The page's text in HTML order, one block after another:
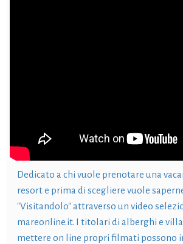
Dedicato a chi vuole prenotare una
resort e prima di scegliere vuole
"Visitandolo" attraverso un video
mareonline.it. I titolari di alberghi e
mettere on line propri filmati possono